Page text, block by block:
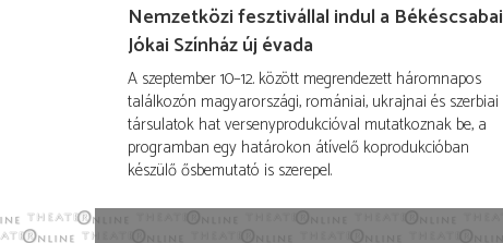
Nemzetközi fesztivállal indul a Békéscsabai
Jókai Színház új évada
A szeptember 10–12. között megrendezett háromnapos
találkozón magyarországi, romániai, ukrajnai és szerbiai
társulatok hat versenyprodukcióval mutatkoznak be, a
programban egy határokon átívelő koprodukcióban
készülő ősbemutató is szerepel.